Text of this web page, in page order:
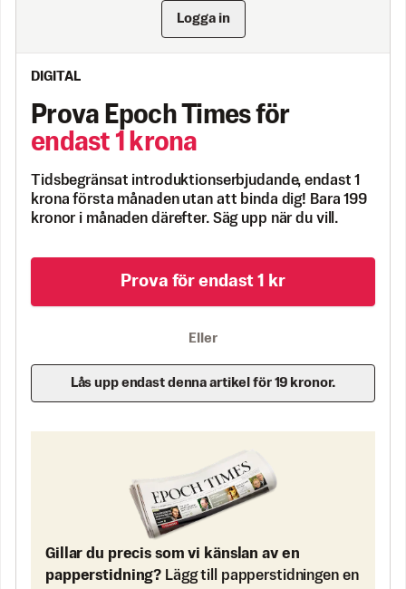
Logga in
DIGITAL
Prova Epoch Times för
endast 1 krona
Tidsbegränsat introduktionserbjudande, endast 1
krona första månaden utan att binda dig! Bara 199
kronor i månaden därefter. Säg upp när du vill.
Prova för endast 1 kr
Eller
Lås upp endast denna artikel för 19 kronor.
Gillar du precis som vi känslan av en
papperstidning? Lägg till papperstidningen en